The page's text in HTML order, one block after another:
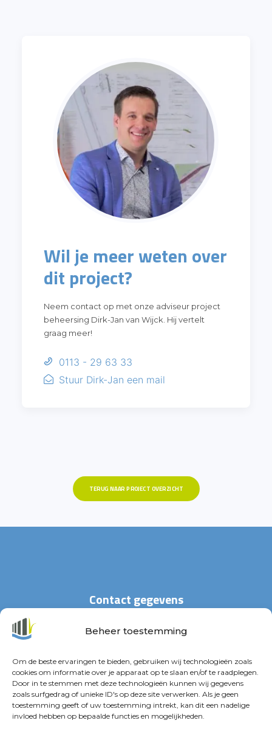
Beheer toestemming
Om de beste ervaringen te bieden, gebruiken wij technologieën zoals
cookies om informatie over je apparaat op te slaan en/of te raadplegen.
Door in te stemmen met deze technologieën kunnen wij gegevens
zoals surfgedrag of unieke ID's op deze site verwerken. Als je geen
toestemming geeft of uw toestemming intrekt, kan dit een nadelige
invloed hebben op bepaalde functies en mogelijkheden.
Wil je meer weten over
dit project?
Neem contact op met onze adviseur project
beheersing Dirk-Jan van Wijck. Hij vertelt
graag meer!
0113 - 29 63 33
Stuur Dirk-Jan een mail
TERUG NAAR PROJECT OVERZICHT
Contact gegevens
Stationspark 30
+31(0)113 – 29 63 33
info@waterland-projecten.nl